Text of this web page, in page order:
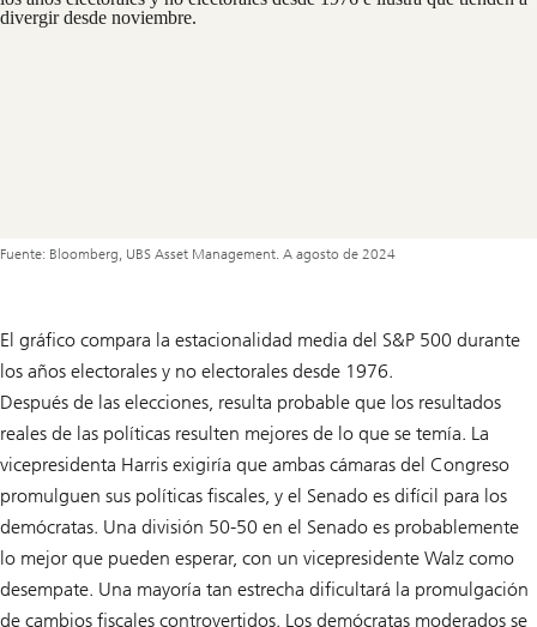
Fuente: Bloomberg, UBS Asset Management. A agosto de 2024
El gráfico compara la estacionalidad media del S&P 500 durante
los años electorales y no electorales desde 1976.
Después de las elecciones, resulta probable que los resultados
reales de las políticas resulten mejores de lo que se temía. La
vicepresidenta Harris exigiría que ambas cámaras del Congreso
promulguen sus políticas fiscales, y el Senado es difícil para los
demócratas. Una división 50-50 en el Senado es probablemente
lo mejor que pueden esperar, con un vicepresidente Walz como
desempate. Una mayoría tan estrecha dificultará la promulgación
de cambios fiscales controvertidos. Los demócratas moderados se